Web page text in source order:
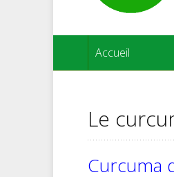
Accueil
Le
Curcuma